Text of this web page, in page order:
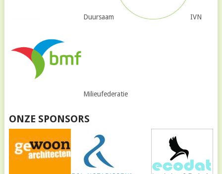
Duursaam IVN
Milieufederatie
ONZE SPONSORS